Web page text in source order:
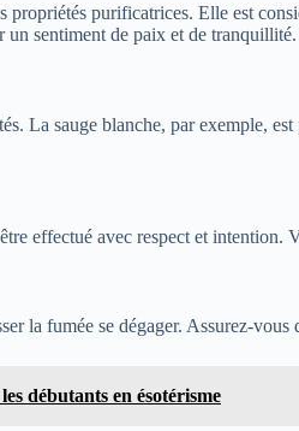
propriétés purificatrices. Elle est
un sentiment de paix et de tranquillité.
La sauge blanche, par exemple,
effectué avec respect et intention.
la fumée se dégager. Assurez-
débutants en ésotérisme